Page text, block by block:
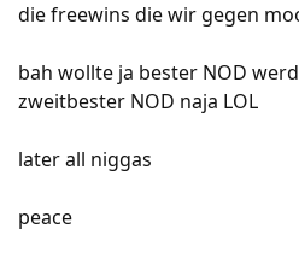
die freewins die wir gegen
bah wollte ja bester NOD
zweitbester NOD naja LOL
later all niggas
peace